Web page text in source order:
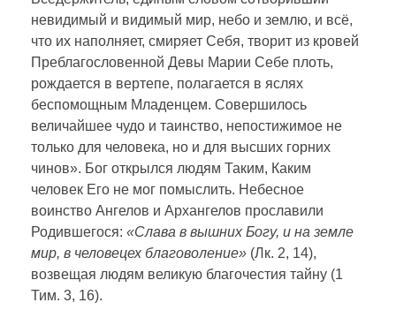
невидимый и видимый мир, небо и землю, и всё,
что их наполняет, смиряет Себя, творит из кровей
Преблагословенной Девы Марии Себе плоть,
рождается в вертепе, полагается в яслях
беспомощным Младенцем. Совершилось
величайшее чудо и таинство, непостижимое не
только для человека, но и для высших горних
чинов». Бог открылся людям Таким, Каким
человек Его не мог помыслить. Небесное
воинство Ангелов и Архангелов прославили
Родившегося: «Слава в вышних Богу, и на земле
мир, в человецех благоволение» (Лк. 2, 14),
возвещая людям великую благочестия тайну (1
Тим. 3, 16).